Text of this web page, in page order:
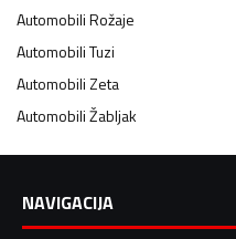
AutomobiliRožaje
AutomobiliTuzi
AutomobiliZeta
AutomobiliŽabljak
NAVIGACIJA